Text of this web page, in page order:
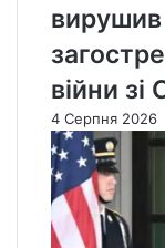
вирушив
війни
4 Серпня 2026